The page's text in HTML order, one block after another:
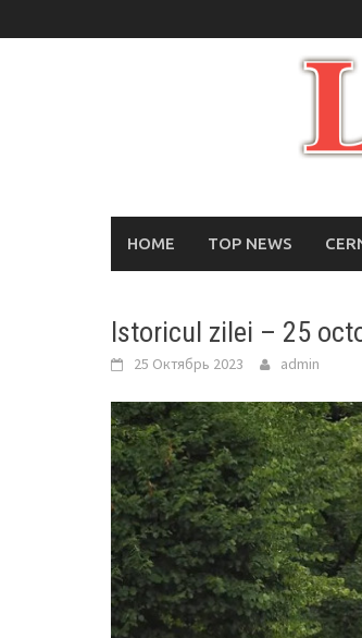
to
HOME TOP NEWS
Istoricul zilei – 25
25 Октябрь 2023 admin